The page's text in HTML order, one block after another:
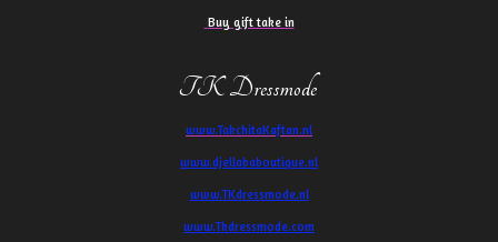
Buy gift take in
TK Dressmode
www.TakchitaKaftan.nl
www.djellababoutique.nl
www.TKdressmode.nl
www.Tkdressmode.com